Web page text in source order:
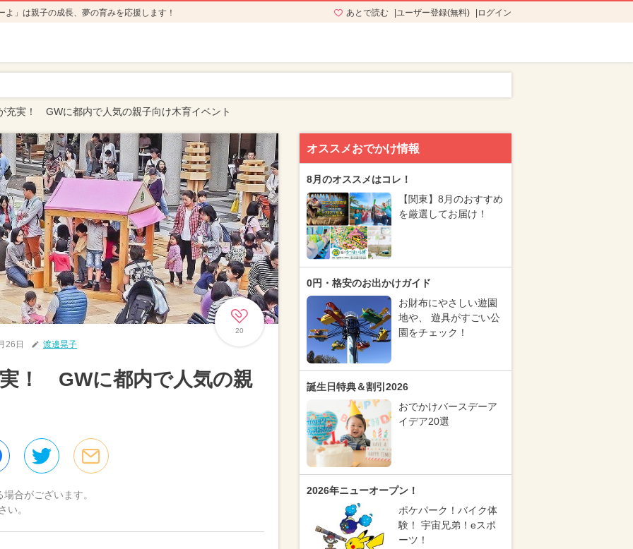
」は親子の成長、夢の育みを応援します！ あとで読む ユーザー登録(無料) ログイン
充実！ GWに都内で人気の親子向け木育イベント
20
26日 渡邊晃子
！ GWに都内で人気の親
合がございます。
い。
オススメおでかけ情報
8月のオススメはコレ！
【関東】8月のおすすめ
を厳選してお届け！
0円・格安のお出かけガイド
お財布にやさしい遊園
地や、 遊具がすごい公
園をチェック！
誕生日特典＆割引2026
おでかけバースデーア
イデア20選
2026年ニューオープン！
ポケパーク！バイク体
験！ 宇宙兄弟！eスポ
ーツ！